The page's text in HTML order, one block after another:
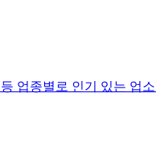
업종별로 인기 있는 업